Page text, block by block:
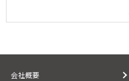
会社概要